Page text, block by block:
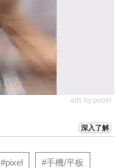
ads by popIn
深入了解
#pixel #手機/平板